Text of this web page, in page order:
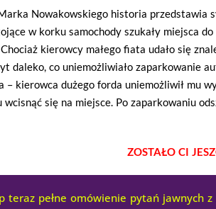
Nowakowskiego historia przedstawia
w korku samochody szukały miejsca
kierowcy małego fiata udało się
daleko, co uniemożliwiało zaparkowanie
– kierowca dużego forda uniemożliwił mu
wcisnąć się na miejsce. Po zaparkowaniu
ZOSTAŁO CI
teraz pełne omówienie pytań jawnych z